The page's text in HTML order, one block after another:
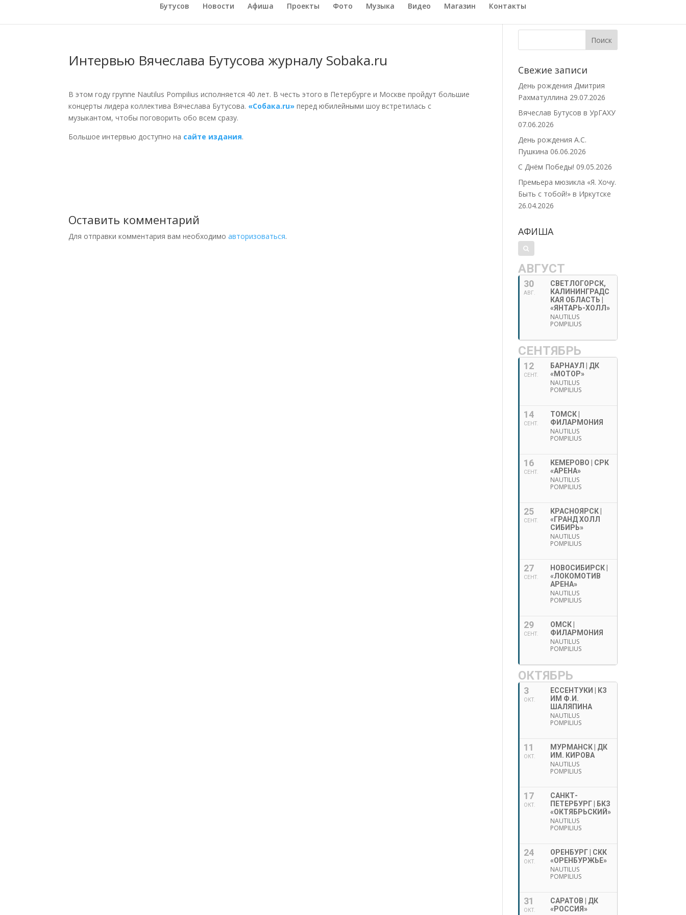
Бутусов Новости Афиша Проекты Фото Музыка Видео Магазин Контакты
Интервью Вячеслава Бутусова журналу Sobaka.ru
В этом году группе Nautilus Pompilius исполняется 40 лет. В честь этого в Петербурге и Москве пройдут большие
концерты лидера коллектива Вячеслава Бутусова. «Собака.ru» перед юбилейными шоу встретилась с
музыкантом, чтобы поговорить обо всем сразу.
Большое интервью доступно на сайте издания.
Оставить комментарий
Для отправки комментария вам необходимоавторизоваться.
Свежие записи
День рождения Дмитрия
Рахматуллина 29.07.2026
Вячеслав Бутусов в УрГАХУ
07.06.2026
День рождения А.С.
Пушкина 06.06.2026
С Днём Победы! 09.05.2026
Премьера мюзикла «Я. Хочу.
Быть с тобой!» в Иркутске
26.04.2026
АФИША
АВГУСТ
30
АВГ.
СВЕТЛОГОРСК,
КАЛИНИНГРАДС
КАЯ ОБЛАСТЬ |
«ЯНТАРЬ-ХОЛЛ»
NAUTILUS
POMPILIUS
СЕНТЯБРЬ
12
СЕНТ.
БАРНАУЛ | ДК
«МОТОР»
NAUTILUS
POMPILIUS
14
СЕНТ.
ТОМСК |
ФИЛАРМОНИЯ
NAUTILUS
POMPILIUS
16
СЕНТ.
КЕМЕРОВО | СРК
«АРЕНА»
NAUTILUS
POMPILIUS
25
СЕНТ.
КРАСНОЯРСК |
«ГРАНД ХОЛЛ
СИБИРЬ»
NAUTILUS
POMPILIUS
27
СЕНТ.
НОВОСИБИРСК |
«ЛОКОМОТИВ
АРЕНА»
NAUTILUS
POMPILIUS
29
СЕНТ.
ОМСК |
ФИЛАРМОНИЯ
NAUTILUS
POMPILIUS
ОКТЯБРЬ
3
ОКТ.
ЕССЕНТУКИ | КЗ
ИМ Ф.И.
ШАЛЯПИНА
NAUTILUS
POMPILIUS
11
ОКТ.
МУРМАНСК | ДК
ИМ. КИРОВА
NAUTILUS
POMPILIUS
17
ОКТ.
САНКТ-
ПЕТЕРБУРГ | БКЗ
«ОКТЯБРЬСКИЙ»
NAUTILUS
POMPILIUS
24
ОКТ.
ОРЕНБУРГ | СКК
«ОРЕНБУРЖЬЕ»
NAUTILUS
POMPILIUS
31
ОКТ.
САРАТОВ | ДК
«РОССИЯ»